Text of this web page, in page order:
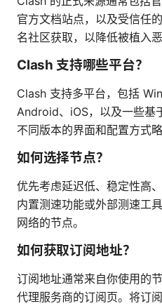
官方文档站点，以及受信任
名社区获取，以降低被植入
Clash 支持哪些平台？
Clash 支持多平台，包括
Android、iOS，以及一些基
不同版本的界面和配置方式略
如何选择节点？
优先考虑延迟低、稳定性高
内置测速功能或外部测速工
网络的节点。
如何获取订阅地址？
订阅地址通常来自你使用的
代理服务商的订阅页。将订